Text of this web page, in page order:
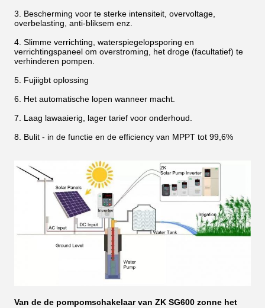
3. Bescherming voor te sterke intensiteit, overvoltage,
overbelasting, anti-bliksem enz.
4. Slimme verrichting, waterspiegelopsporing en
verrichtingspaneel om overstroming, het droge (facultatief) te
verhinderen pompen.
5. Fujiigbt oplossing
6. Het automatische lopen wanneer macht.
7. Laag lawaaierig, lager tarief voor onderhoud.
8. Bulit - in de functie en de efficiency van MPPT tot 99,6%
Van de de pompomschakelaar van ZK SG600 zonne het